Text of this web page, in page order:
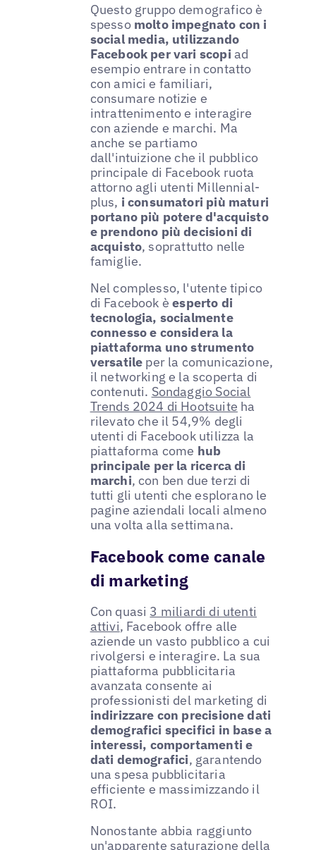
Questo gruppo demografico è
spesso molto impegnato con i
social media, utilizzando
Facebook per vari scopi ad
esempio entrare in contatto
con amici e familiari,
consumare notizie e
intrattenimento e interagire
con aziende e marchi. Ma
anche se partiamo
dall'intuizione che il pubblico
principale di Facebook ruota
attorno agli utenti Millennial-
plus, i consumatori più maturi
portano più potere d'acquisto
e prendono più decisioni di
acquisto, soprattutto nelle
famiglie.
Nel complesso, l'utente tipico
di Facebook èesperto di
tecnologia, socialmente
connesso e considera la
piattaforma uno strumento
versatile per la comunicazione,
il networking e la scoperta di
contenuti. Sondaggio Social
Trends 2024 di Hootsuite ha
rilevato che il 54,9% degli
utenti di Facebook utilizza la
piattaforma come hub
principale per la ricerca di
marchi, con ben due terzi di
tutti gli utenti che esplorano le
pagine aziendali locali almeno
una volta alla settimana.
Facebook come canale
di marketing
Con quasi 3 miliardi di utenti
attivi, Facebook offre alle
aziende un vasto pubblico a cui
rivolgersi e interagire. La sua
piattaforma pubblicitaria
avanzata consente ai
professionisti del marketing di
indirizzare con precisione dati
demografici specifici in base a
interessi, comportamenti e
dati demografici, garantendo
una spesa pubblicitaria
efficiente e massimizzando il
ROI.
Nonostante abbia raggiunto
un'apparente saturazione della